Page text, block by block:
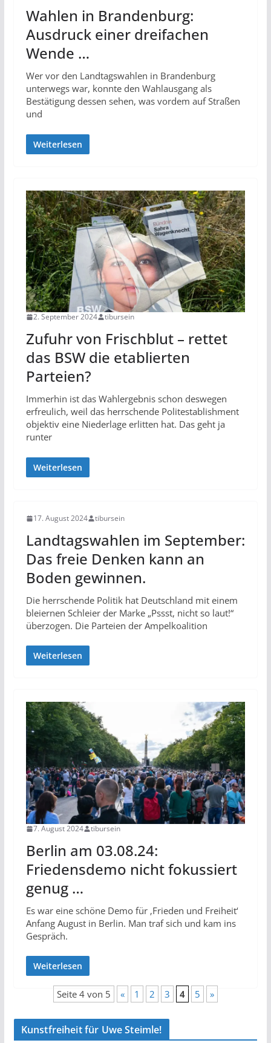
Wahlen in Brandenburg:
Ausdruck einer dreifachen
Wende …
Wer vor den Landtagswahlen in Brandenburg
unterwegs war, konnte den Wahlausgang als
Bestätigung dessen sehen, was vordem auf Straßen
und
Weiterlesen
2. September 2024 tibursein
Zufuhr von Frischblut – rettet
das BSW die etablierten
Parteien?
Immerhin ist das Wahlergebnis schon deswegen
erfreulich, weil das herrschende Politestablishment
objektiv eine Niederlage erlitten hat. Das geht ja
runter
Weiterlesen
17. August 2024 tibursein
Landtagswahlen im September:
Das freie Denken kann an
Boden gewinnen.
Die herrschende Politik hat Deutschland mit einem
bleiernen Schleier der Marke „Pssst, nicht so laut!“
überzogen. Die Parteien der Ampelkoalition
Weiterlesen
7. August 2024 tibursein
Berlin am 03.08.24:
Friedensdemo nicht fokussiert
genug …
Es war eine schöne Demo für ‚Frieden und Freiheit‘
Anfang August in Berlin. Man traf sich und kam ins
Gespräch.
Weiterlesen
Seite 4 von 5 « 1 2 3 4 5 »
Kunstfreiheit für Uwe Steimle!